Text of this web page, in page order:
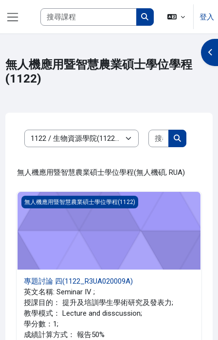
搜尋課程
搜尋課程
登入
無人機應用暨智慧農業碩士學位學程
(1122)
開
課程類別
搜尋課程
搜尋課程
無人機應用暨智慧農業碩士學位學程(無人機碩, RUA)
專題討論 四(1122_R3UA020009A)
無人機應用暨智慧農業碩士學位學程(1122)
專題討論 四(1122_R3UA020009A)
英文名稱: Seminar IV ;
授課目的： 提升及培訓學生學術研究及發表力;
教學模式： Lecture and disscussion;
學分數：1;
成績計算方式： 報告50%